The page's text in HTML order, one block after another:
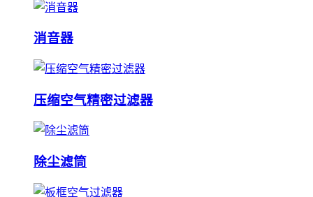
消音器
压缩空气精密过滤器
除尘滤筒